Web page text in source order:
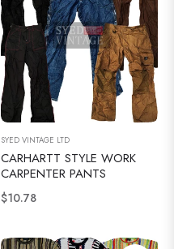
SYED VINTAGE LTD
CARHARTT STYLE WORK
CARPENTER PANTS
通
価
$10.78